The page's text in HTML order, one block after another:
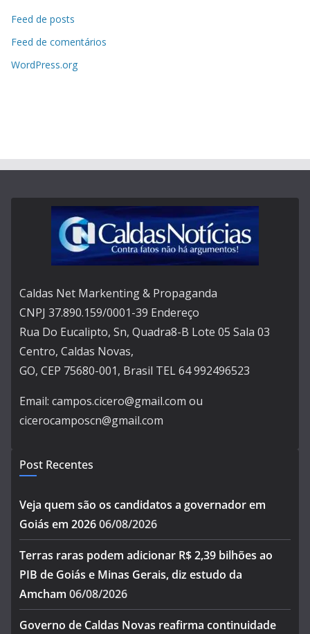
Feed de posts
Feed de comentários
WordPress.org
Caldas Net Markenting & Propaganda
CNPJ 37.890.159/0001-39 Endereço
Rua Do Eucalipto, Sn, Quadra8-B Lote 05 Sala 03
Centro, Caldas Novas,
GO, CEP 75680-001, Brasil TEL 64 992496523
Email: campos.cicero@gmail.com ou
cicerocamposcn@gmail.com
Post Recentes
Veja quem são os candidatos a governador em
Goiás em 202606/08/2026
Terras raras podem adicionar R$ 2,39 bilhões ao
PIB de Goiás e Minas Gerais, diz estudo da
Amcham 06/08/2026
Governo de Caldas Novas reafirma continuidade